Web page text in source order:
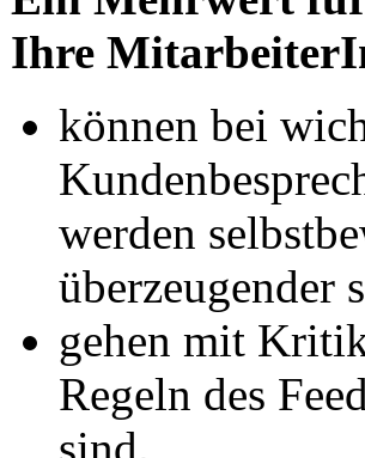
Ihre
können bei
werden
überzeugender
gehen mit
Regeln des